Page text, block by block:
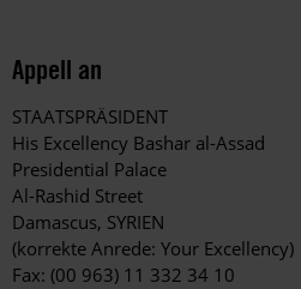
Appell an
STAATSPRÄSIDENT
His Excellency Bashar al-Assad
Presidential Palace
Al-Rashid Street
Damascus, SYRIEN
(korrekte Anrede: Your Excellency)
Fax: (00 963) 11 332 34 10